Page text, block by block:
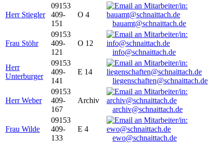
Herr Stiegler
09153
409-
151
O 4
bauamt@schnaittach.de
Frau Stöhr
09153
409-
121
O 12
info@schnaittach.de
Herr
Unterburger
09153
409-
141
E 14
liegenschaften@schnaittach.de
Herr Weber
09153
409-
167
Archiv
archiv@schnaittach.de
Frau Wilde
09153
409-
133
E 4
ewo@schnaittach.de